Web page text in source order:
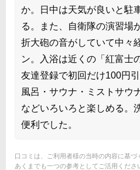
か。日中は天気が良いと駐
る。また、自衛隊の演習場
折大砲の音がしていて中々
ン。入浴は近くの「紅富士
友達登録で初回だけ100円
風呂・サウナ・ミストサウ
などいろいろと楽しめる。
便利でした。
口コミは、ご利用者様の当時の内容に基づ
あくまでも一つの参考としてご活用くださ